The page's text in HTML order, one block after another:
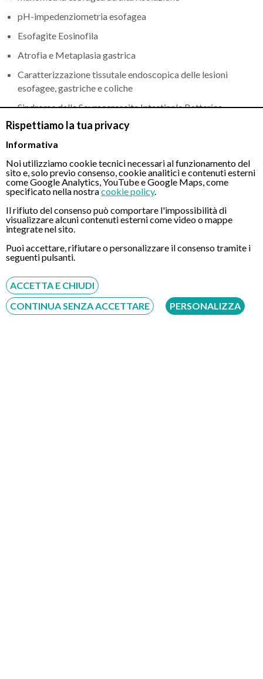
Rispettiamo la tua privacy
Informativa
Noi utilizziamo cookie tecnici necessari al funzionamento del
sito e, solo previo consenso, cookie analitici e contenuti esterni
come Google Analytics, YouTube e Google Maps, come
specificato nella nostracookie policy.
Il rifiuto del consenso può comportare l'impossibilità di
visualizzare alcuni contenuti esterni come video o mappe
integrate nel sito.
Puoi accettare, rifiutare o personalizzare il consenso tramite i
seguenti pulsanti.
ACCETTA E CHIUDI
CONTINUA SENZA ACCETTARE
PERSONALIZZA
pH-impedenziometria esofagea
Esofagite Eosinofila
Atrofia e Metaplasia gastrica
Caratterizzazione tissutale endoscopica delle lesioni
esofagee, gastriche e coliche
Sindrome della Sovraccrescita Intestinale Batterica
Disturbi funzionali del tratto digerente
E’ abilitato alla professione di Gastroenterologo nei Paesi
Bassi e Svizzera. E’ autore e co-autore di 64 pubblicazioni
scientifiche internazionali ed è stato relatore presso DDW
2014 di Chicago e l’ISDE 2014 di Vancouver, presso il Bridging
Meeting 2013 di Berlino (Germany), il DDW 2012 di San
Diego, il DDW 2013 e 2015 di Orlando e Chicago (USA),
Stoccolma, 2012 Amsterdam, 2013 Berlino, 2014, Vienna,
Verifica su Federazione Nazionale Ordine dei Medici –
FNOMCeO